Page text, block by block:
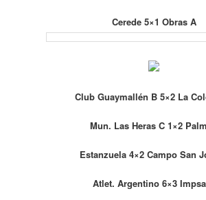
Cerede 5×1 Obras A
Club Guaymallén B 5×2 La
Mun. Las Heras C 1×2
Estanzuela 4×2 Campo San
Atlet. Argentino 6×3